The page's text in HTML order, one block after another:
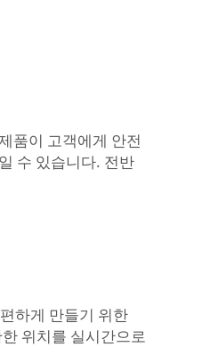
품이 고객에게 안전
수 있습니다. 전반
하게 만들기 위한
위치를 실시간으로